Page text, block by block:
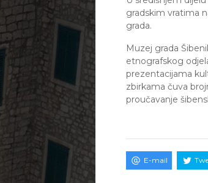
gradskim vratima
grada.
Muzej grada
etnografskog
prezentacijama
zbirkama čuva
proučavanje
E-mail